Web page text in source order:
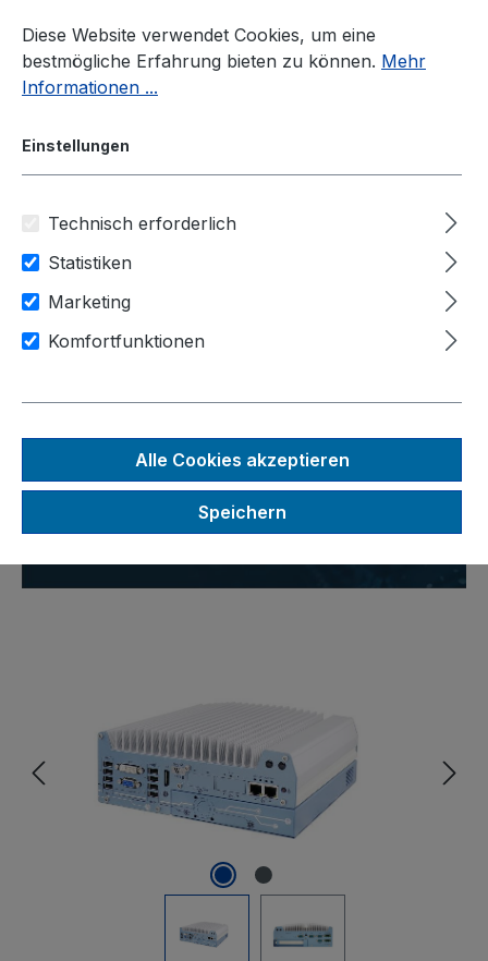
Zum Hauptinhalt springen
Industrie-PC Rugged-PC
Anwendungsbereiche
Maschinensteuerung
Nuvo-7002E
Lüfterloser Embedded-PC mit
Intel Core i7 / i5 / i3 CPU der
9./8. Generation
Diese Website verwendet Cookies, um eine
bestmögliche Erfahrung bieten zu können. Mehr
Informationen ...
Einstellungen
Technisch erforderlich
Statistiken
Marketing
Komfortfunktionen
Alle Cookies akzeptieren
Speichern